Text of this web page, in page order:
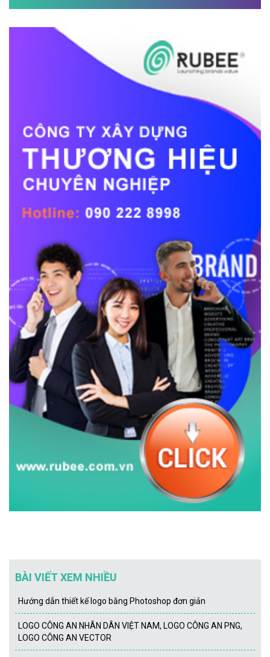
BÀI VIẾT XEM NHIỀU
Hướng dẫn thiết kế logo bằng Photoshop đơn giản
LOGO CÔNG AN NHÂN DÂN VIỆT NAM, LOGO CÔNG AN PNG,
LOGO CÔNG AN VECTOR